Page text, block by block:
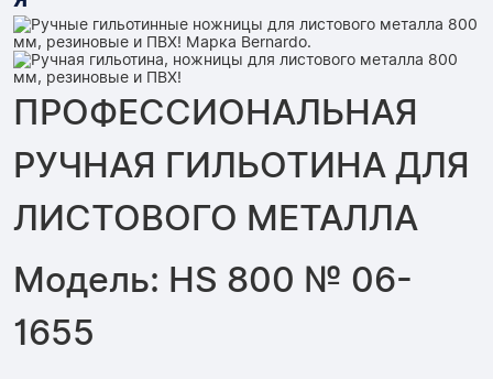
ПРОФЕССИОНАЛЬНАЯ
РУЧНАЯ ГИЛЬОТИНА ДЛЯ
ЛИСТОВОГО МЕТАЛЛА
Модель: HS 800 № 06-
1655